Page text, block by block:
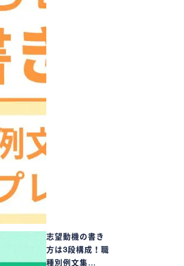
志望動機の書き
方は3段構成！職
種別例文集…